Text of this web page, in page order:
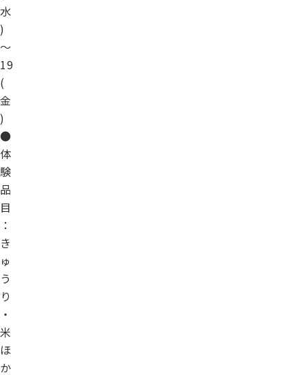
水
)
～
19
(
金
)
●
体
験
品
目
：
き
ゅ
う
り
・
米
ほ
か